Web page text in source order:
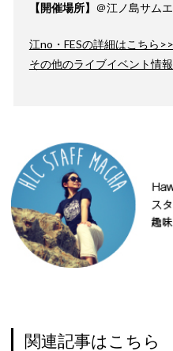
【開催場所】 ＠江ノ島サム
江no・FESの詳細はこちら>>
その他のライブイベント情
関連記事はこちら